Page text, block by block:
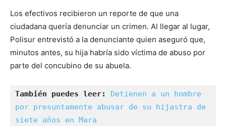
Los efectivos recibieron un reporte de que una
ciudadana quería denunciar un crimen. Al llegar al lugar,
Polisur entrevistó a la denunciante quien aseguró que,
minutos antes, su hija habría sido víctima de abuso por
parte del concubino de su abuela.
También puedes leer:
Detienen a un hombre
por presuntamente abusar de su hijastra de
siete años en Mara